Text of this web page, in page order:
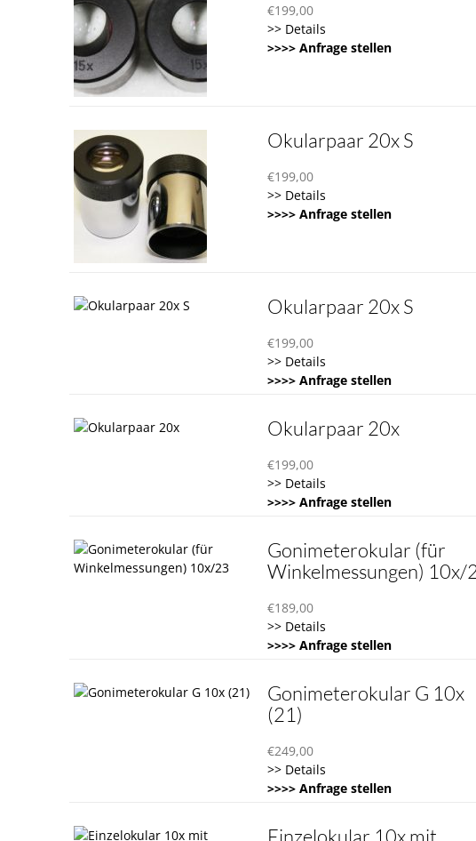
€199,00
>> Details
>>>> Anfrage stellen
Okularpaar 20x S
€199,00
>> Details
>>>> Anfrage stellen
Okularpaar 20x S
€199,00
>> Details
>>>> Anfrage stellen
Okularpaar 20x
€199,00
>> Details
>>>> Anfrage stellen
Gonimeterokular (für
Winkelmessungen) 10x/
€189,00
>> Details
>>>> Anfrage stellen
Gonimeterokular G 10x
(21)
€249,00
>> Details
>>>> Anfrage stellen